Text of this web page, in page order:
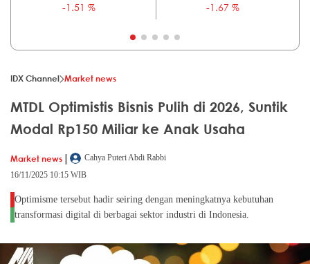
-1.51 %
-1.67 %
IDX Channel Market news
MTDL Optimistis Bisnis Pulih di 2026, Suntik
Modal Rp150 Miliar ke Anak Usaha
Market news |
Cahya Puteri Abdi Rabbi
16/11/2025 10:15 WIB
Optimisme tersebut hadir seiring dengan meningkatnya kebutuhan
transformasi digital di berbagai sektor industri di Indonesia.